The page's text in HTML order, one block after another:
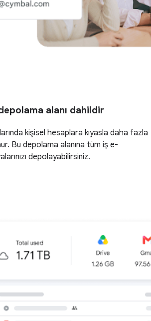
alanı dahildir
kişisel hesaplara kıyasla daha fazla
Bu depolama alanına tüm iş e-
depolayabilirsiniz.